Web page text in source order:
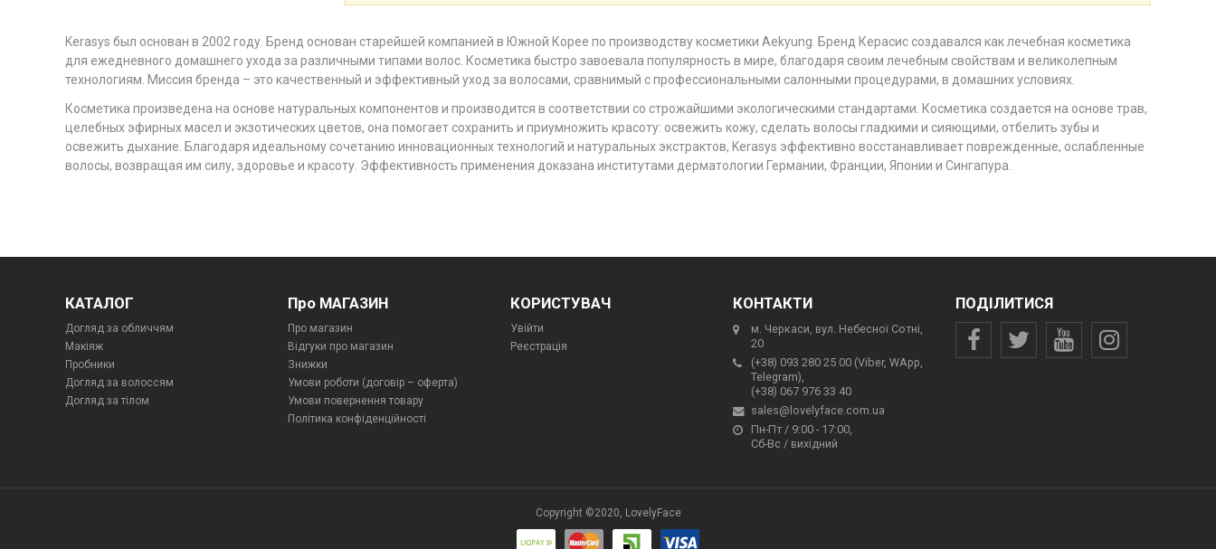
Kerasys был основан в 2002 году. Бренд основан старейшей компанией в Южной Корее по производству косметики Aekyung. Бренд Керасис создавался как лечебная косметика
для ежедневного домашнего ухода за различными типами волос. Косметика быстро завоевала популярность в мире, благодаря своим лечебным свойствам и великолепным
технологиям. Миссия бренда – это качественный и эффективный уход за волосами, сравнимый с профессиональными салонными процедурами, в домашних условиях.
Косметика произведена на основе натуральных компонентов и производится в соответствии со строжайшими экологическими стандартами. Косметика создается на основе трав,
целебных эфирных масел и экзотических цветов, она помогает сохранить и приумножить красоту: освежить кожу, сделать волосы гладкими и сияющими, отбелить зубы и
освежить дыхание. Благодаря идеальному сочетанию инновационных технологий и натуральных экстрактов, Kerasys эффективно восстанавливает поврежденные, ослабленные
волосы, возвращая им силу, здоровье и красоту. Эффективность применения доказана институтами дерматологии Германии, Франции, Японии и Сингапура.
КАТАЛОГ
Догляд за обличчям
Макіяж
Пробники
Догляд за волоссям
Догляд за тілом
Про МАГАЗИН
Про магазин
Відгуки про магазин
Знижки
Умови роботи (договір – оферта)
Умови повернення товару
Політика конфіденційності
КОРИСТУВАЧ
Увійти
Реєстрація
КОНТАКТИ
м. Черкаси, вул. Небесної Сотні,
20
(+38) 093 280 25 00 (Viber, WApp,
Telegram),
(+38) 067 976 33 40
sales@lovelyface.com.ua
Пн-Пт / 9:00 - 17:00,
Сб-Вс / вихідний
ПОДІЛИТИСЯ
Copyright ©2020, LovelyFace